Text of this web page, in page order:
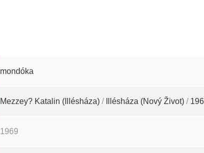
mondóka
Mezzey? Katalin (Illésháza) / Illésháza (Nový Život) /
1969